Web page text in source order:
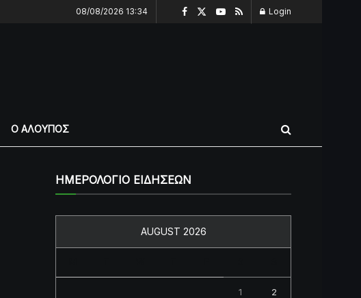
08/08/2026 13:34 Login
Ο ΑΛΟΥΠΟΣ
ΗΜΕΡΟΛΟΓΙΟ ΕΙΔΗΣΕΩΝ
AUGUST 2026
1 2